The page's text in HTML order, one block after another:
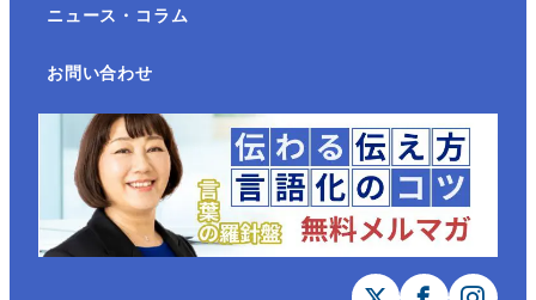
ニュース・コラム
お問い合わせ